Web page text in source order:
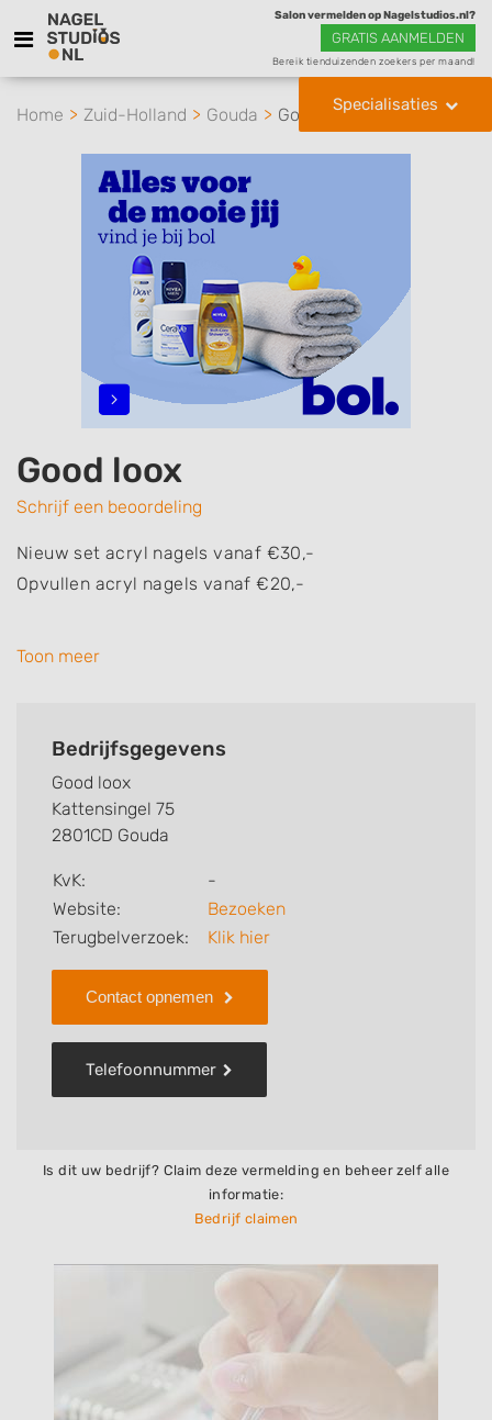
Salon vermelden op Nagelstudios.nl?
GRATIS AANMELDEN
Bereik tienduizenden zoekers per maand!
Specialisaties
Home Zuid-Holland Gouda Good loox
Good loox
Schrijf een beoordeling
Nieuw set acryl nagels vanaf €30,-
Opvullen acryl nagels vanaf €20,-
Gellak behandelingen vanaf €17,50
Toon meer
Bedrijfsgegevens
Good loox
Kattensingel 75
2801CD Gouda
KvK:
-
Website:
Bezoeken
Terugbelverzoek:
Klik hier
Contact opnemen
Telefoonnummer
Is dit uw bedrijf? Claim deze vermelding en beheer zelf alle
informatie:
Bedrijf claimen